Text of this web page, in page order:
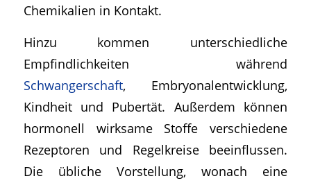
Chemikalien in Kontakt.
Hinzu kommen unterschiedliche
Empfindlichkeiten während
Schwangerschaft, Embryonalentwicklung,
Kindheit und Pubertät. Außerdem können
hormonell wirksame Stoffe verschiedene
Rezeptoren und Regelkreise beeinflussen.
Die übliche Vorstellung, wonach eine